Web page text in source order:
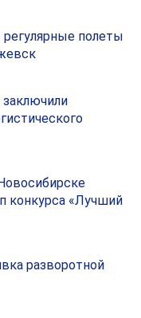
регулярные полеты
конкурса «Лучший
разворотной